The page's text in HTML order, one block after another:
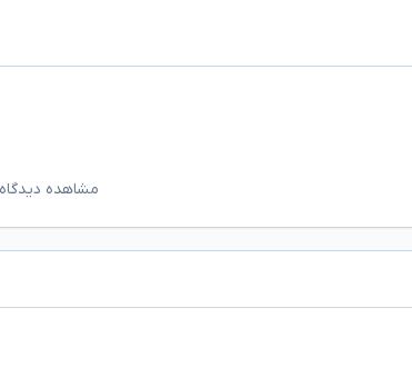
مشاهده